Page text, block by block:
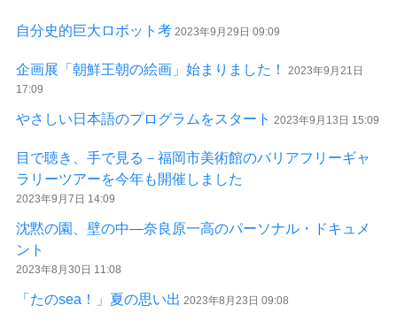
自分史的巨大ロボット考 2023年9月29日 09:09
企画展「朝鮮王朝の絵画」始まりました！
2023年9月21日
17:09
やさしい日本語のプログラムをスタート 2023年9月13日 15:09
目で聴き、手で見る－福岡市美術館のバリアフリーギャ
ラリーツアーを今年も開催しました
2023年9月7日 14:09
沈黙の園、壁の中—奈良原一高のパーソナル・ドキュメ
ント
2023年8月30日 11:08
「たのsea！」夏の思い出 2023年8月23日 09:08